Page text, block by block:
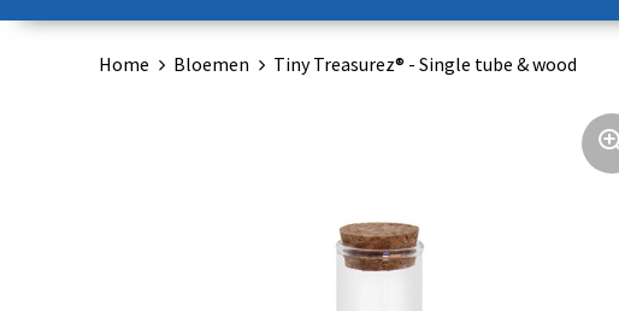
Home Bloemen Tiny Treasurez® - Single tube & wood